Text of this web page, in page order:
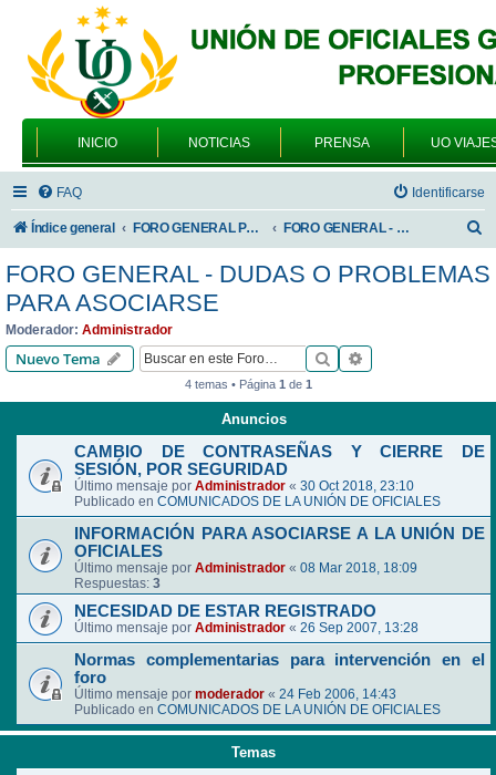
INICIO NOTICIAS PRENSA UO
FAQ Identificarse
Índice general FORO GENERAL PARA TODOS LOS USUARIOS FORO GENERAL - DUDAS O PROBLEMAS PARA ASOCIARSE
s
FORO GENERAL - DUDAS O PROBLEMAS
PARA ASOCIARSE
Moderador: Administrador
Nuevo Tema Buscar
4 temas • Página 1de 1
Anuncios
CAMBIO DE CONTRASEÑAS Y CIERRE DE
SESIÓN, POR SEGURIDAD
Último mensaje por Administrador « 30 Oct 2018, 23:10
Publicado en COMUNICADOS DE LA UNIÓN DE OFICIALES
INFORMACIÓN PARA ASOCIARSE A LA UNIÓN DE
OFICIALES
Último mensaje por Administrador « 08 Mar 2018, 18:09
Respuestas: 3
NECESIDAD DE ESTAR REGISTRADO
Último mensaje por Administrador « 26 Sep 2007, 13:28
Normas complementarias para intervención en el
foro
Último mensaje por moderador « 24 Feb 2006, 14:43
Publicado en COMUNICADOS DE LA UNIÓN DE OFICIALES
Temas